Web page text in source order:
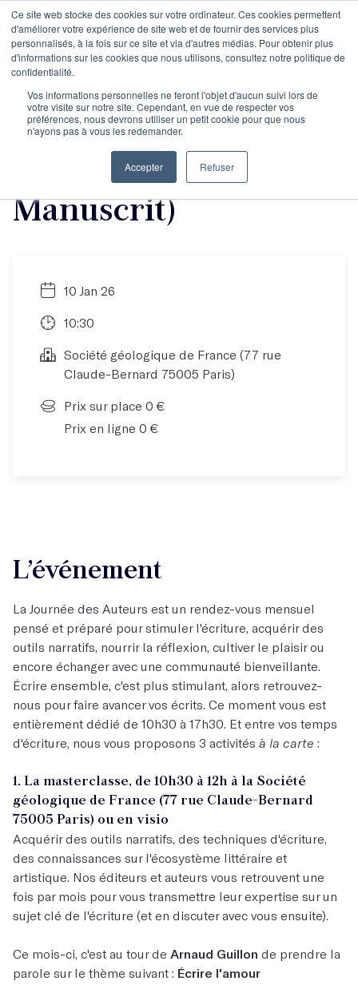
Ce site web stocke des cookies sur votre ordinateur. Ces cookies permettent
d'améliorer votre expérience de site web et de fournir des services plus
personnalisés, à la fois sur ce site et via d'autres médias. Pour obtenir plus
d'informations sur les cookies que nous utilisons, consultez notre politique de
confidentialité.
Vos informations personnelles ne feront l'objet d'aucun suivi lors de
votre visite sur notre site. Cependant, en vue de respecter vos
préférences, nous devrons utiliser un petit cookie pour que nous
n'ayons pas à vous les redemander.
Accepter Refuser
La journée des
auteurs de janvier
2026 (Objectif
Manuscrit)
10 Jan 26
10:30
Société géologique de France (77 rue
Claude-Bernard 75005 Paris)
Prix sur place 0 €
Prix en ligne 0 €
L’événement
La Journée des Auteurs est un rendez-vous mensuel
pensé et préparé pour stimuler l'écriture, acquérir des
outils narratifs, nourrir la réflexion, cultiver le plaisir ou
encore échanger avec une communauté bienveillante.
Écrire ensemble, c'est plus stimulant, alors retrouvez-
nous pour faire avancer vos écrits. Ce moment vous est
entièrement dédié de 10h30 à 17h30. Et entre vos temps
d'écriture, nous vous proposons 3 activités à la carte :
1. La masterclasse, de 10h30 à 12h à la Société
géologique de France (77 rue Claude-Bernard
75005 Paris) ou en visio
Acquérir des outils narratifs, des techniques d'écriture,
des connaissances sur l'écosystème littéraire et
artistique. Nos éditeurs et auteurs vous retrouvent une
fois par mois pour vous transmettre leur expertise sur un
sujet clé de l'écriture (et en discuter avec vous ensuite).
Ce mois-ci, c'est au tour de Arnaud Guillon de prendre la
parole sur le thème suivant : Écrire l'amour